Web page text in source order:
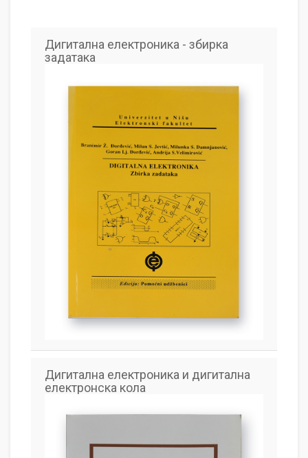
Дигитална електроника - збирка
задатака
Дигитална електроника и дигитална
електронска кола